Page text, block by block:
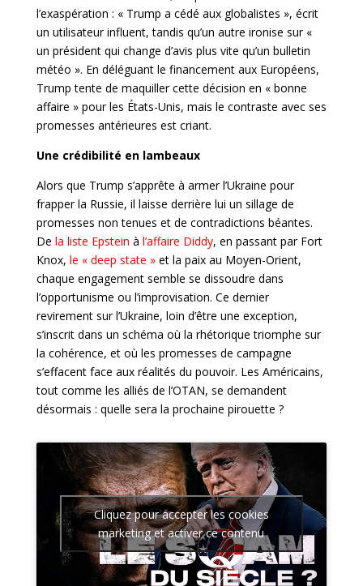
l’exaspération : « Trump a cédé aux globalistes », écrit
un utilisateur influent, tandis qu’un autre ironise sur «
un président qui change d’avis plus vite qu’un bulletin
météo ». En déléguant le financement aux Européens,
Trump tente de maquiller cette décision en « bonne
affaire » pour les États-Unis, mais le contraste avec ses
promesses antérieures est criant.
Une crédibilité en lambeaux
Alors que Trump s’apprête à armer l’Ukraine pour
frapper la Russie, il laisse derrière lui un sillage de
promesses non tenues et de contradictions béantes.
De la liste Epstein à l’affaire Diddy, en passant par Fort
Knox, le « deep state »et la paix au Moyen-Orient,
chaque engagement semble se dissoudre dans
l’opportunisme ou l’improvisation. Ce dernier
revirement sur l’Ukraine, loin d’être une exception,
s’inscrit dans un schéma où la rhétorique triomphe sur
la cohérence, et où les promesses de campagne
s’effacent face aux réalités du pouvoir. Les Américains,
tout comme les alliés de l’OTAN, se demandent
désormais : quelle sera la prochaine pirouette ?
Cliquez pour accepter les cookies
marketing et activer ce contenu